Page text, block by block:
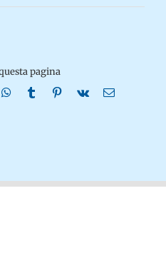
pagina
WhatsApp
TumblrPinterest
Vk Email